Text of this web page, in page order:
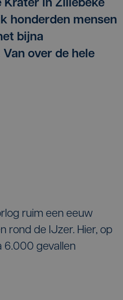
Krater in Zillebeke
honderden mensen
bijna
over de hele
ruim een eeuw
rond de IJzer. Hier, op
6.000 gevallen